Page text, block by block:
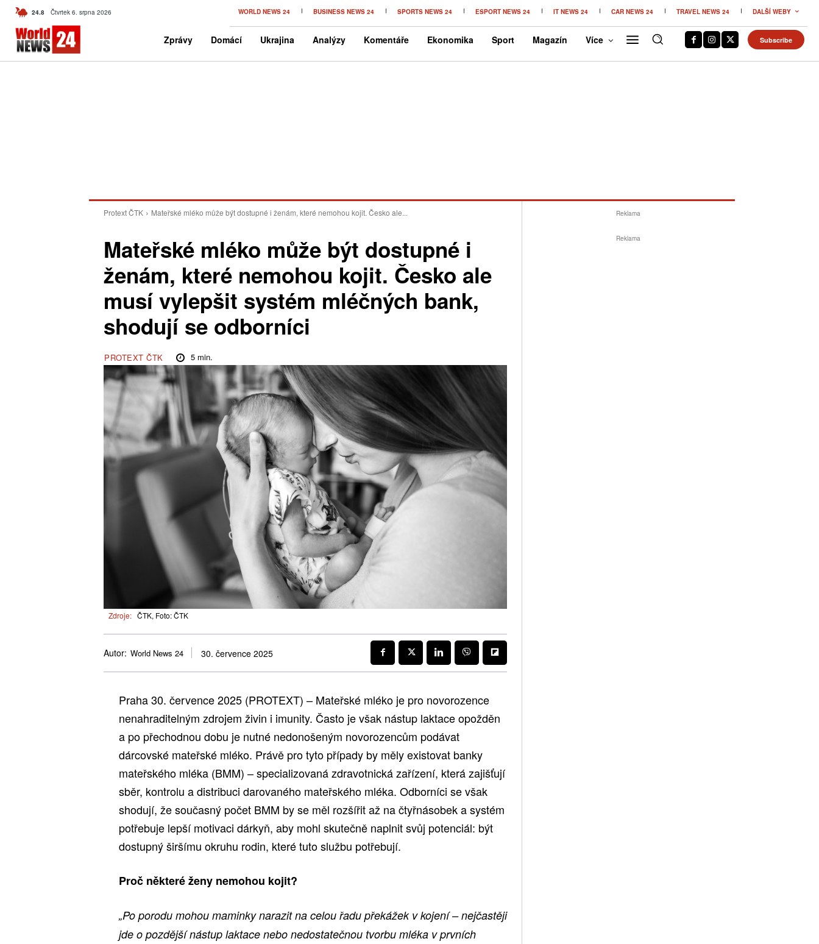
24.8 C Czech
Čtvrtek 6. srpna 2026 WORLD NEWS 24 BUSINESS NEWS 24 SPORTS NEWS 24 ESPORT NEWS 24 IT NEWS 24 CAR NEWS 24 TRAVEL NEWS 24 DALŠÍ WEBY
Zprávy Domácí Ukrajina Analýzy Komentáře Ekonomika Sport Magazín Více Subscribe
Protext ČTK Mateřské mléko může být dostupné i ženám, které nemohou kojit. Česko ale...
Mateřské mléko může být dostupné i
ženám, které nemohou kojit. Česko ale
musí vylepšit systém mléčných bank,
shodují se odborníci
PROTEXT ČTK 5min.
Zdroje: ČTK, Foto: ČTK
Autor: World News 24 30. července 2025
Praha 30. července 2025 (PROTEXT) – Mateřské mléko je pro novorozence
nenahraditelným zdrojem živin i imunity. Často je však nástup laktace opožděn
a po přechodnou dobu je nutné nedonošeným novorozencům podávat
dárcovské mateřské mléko. Právě pro tyto případy by měly existovat banky
mateřského mléka (BMM) – specializovaná zdravotnická zařízení, která zajišťují
sběr, kontrolu a distribuci darovaného mateřského mléka. Odborníci se však
shodují, že současný počet BMM by se měl rozšířit až na čtyřnásobek a systém
potřebuje lepší motivaci dárkyň, aby mohl skutečně naplnit svůj potenciál: být
dostupný širšímu okruhu rodin, které tuto službu potřebují.
Proč některé ženy nemohou kojit?
„Po porodu mohou maminky narazit na celou řadu překážek v kojení – nejčastěji
jde o pozdější nástup laktace nebo nedostatečnou tvorbu mléka v prvních
Reklama
Reklama